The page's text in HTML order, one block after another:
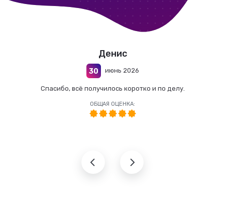
Денис
30 июнь 2026
Спасибо, всё получилось коротко и по делу.
ОБЩАЯ ОЦЕНКА: